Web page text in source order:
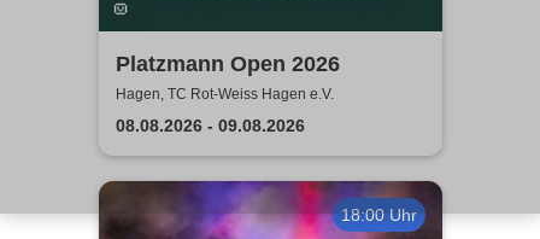
Platzmann Open 2026
Hagen, TC Rot-Weiss Hagen e.V.
08.08.2026 - 09.08.2026
18:00 Uhr